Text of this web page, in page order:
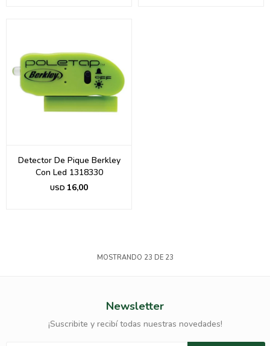
Detector De Pique Berkley
Con Led 1318330
USD 16,00
MOSTRANDO 23 DE 23
Newsletter
¡Suscribite y recibí todas nuestras novedades!